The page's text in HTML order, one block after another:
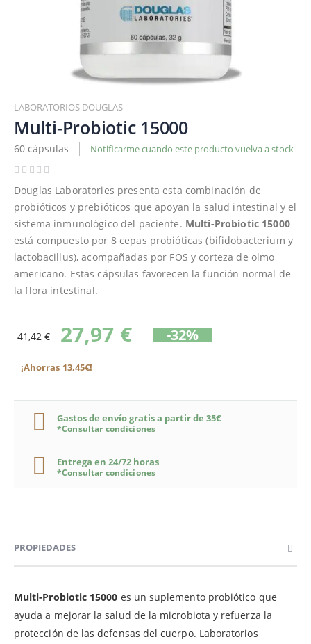
al
comienzo
de
la
galería
imágenes
LABORATORIOS DOUGLAS
Multi-Probiotic 15000
60 cápsulas Notificarme cuando este producto vuelva a stock
Douglas Laboratories presenta esta combinación de
probióticos y prebióticos que apoyan la salud intestinal y el
sistema inmunológico del paciente. Multi-Probiotic 15000
está compuesto por 8 cepas probióticas (bifidobacterium y
lactobacillus), acompañadas por FOS y corteza de olmo
americano. Estas cápsulas favorecen la función normal de
la flora intestinal.
41,42 € 27,97 € -32%
¡Ahorras 13,45€!
Gastos de envío gratis a partir de 35€
*Consultar condiciones
Entrega en 24/72 horas
*Consultar condiciones
PROPIEDADES
Multi-Probiotic 15000 es un suplemento probiótico que
ayuda a mejorar la salud de la microbiota y refuerza la
protección de las defensas del cuerpo. Laboratorios